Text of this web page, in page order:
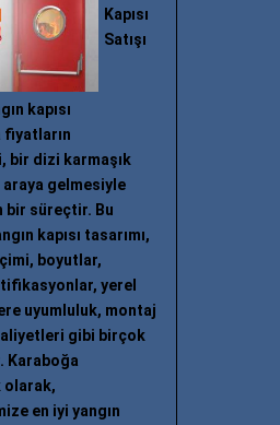
Kapısı
Satışı
kapısı
fiyatların
bir dizi karmaşık
gelmesiyle
bir süreçtir. Bu
kapısı tasarımı,
boyutlar,
yerel
uyumluluk, montaj
gibi birçok
Karaboğa
olarak,
en iyi yangın